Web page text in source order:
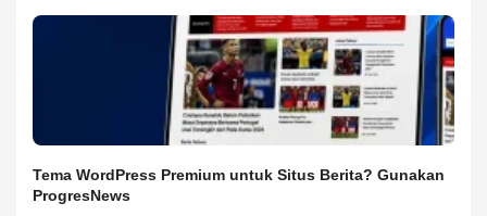
Tema WordPress Premium untuk Situs Berita? Gunakan
ProgresNews